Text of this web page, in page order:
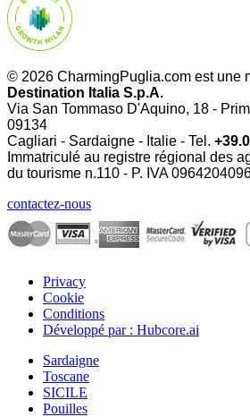
© 2026 CharmingPuglia.com est une
Destination Italia S.p.A.
Via San Tommaso D'Aquino, 18 -
09134
Cagliari - Sardaigne - Italie - Tel.
Immatriculé au registre régional des
du tourisme n.110 - P. IVA
contactez-nous
Privacy
Cookie
Conditions
Développé par : Hubcore.ai
Sardaigne
Toscane
SICILE
Pouilles